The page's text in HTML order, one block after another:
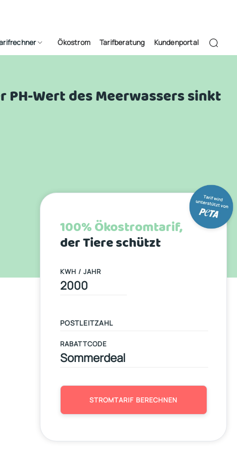
Ökostrom Tarifberatung Kundenportal
PH-Wert des Meerwassers sinkt
100% Ökostromtarif,
der Tiere schützt
KWH / JAHR
RABATTCODE
STROMTARIF BERECHNEN